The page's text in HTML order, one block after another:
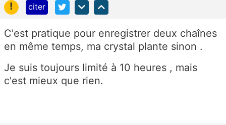
!
citer
C'est pratique pour enregistrer deux chaînes
en même temps, ma crystal plante sinon .
Je suis toujours limité à 10 heures , mais
c'est mieux que rien.